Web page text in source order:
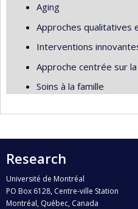
Aging
Approches qualitatives
Interventions
Approche centrée sur
Soins à la famille
Research
Université de Montréal
PO Box 6128, Centre-ville Station
Montréal, Québec, Canada